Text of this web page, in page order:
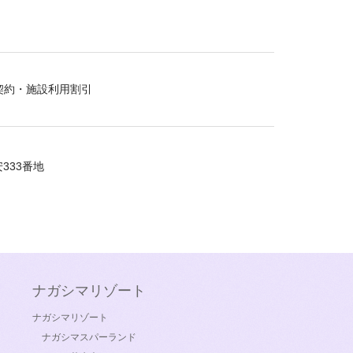
・施設利用割引
333番地
ナガシマリゾート
ナガシマリゾート
ナガシマスパーランド